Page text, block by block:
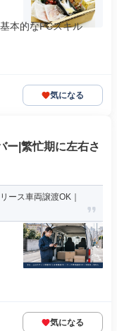
本的なPCスキル
気になる
ー|繁忙期に左右さ
ース車両譲渡OK｜
気になる